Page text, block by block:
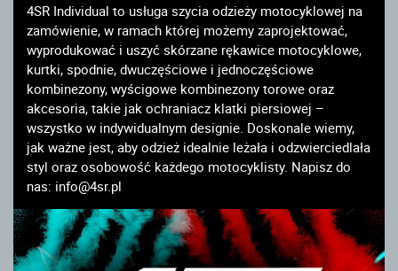
4SR Individual to usługa szycia odzieży motocyklowej na
zamówienie, w ramach której możemy zaprojektować,
wyprodukować i uszyć skórzane rękawice motocyklowe,
kurtki, spodnie, dwuczęściowe i jednoczęściowe
kombinezony, wyścigowe kombinezony torowe oraz
akcesoria, takie jak ochraniacz klatki piersiowej –
wszystko w indywidualnym designie. Doskonale wiemy,
jak ważne jest, aby odzież idealnie leżała i odzwierciedlała
styl oraz osobowość każdego motocyklisty. Napisz do
nas: info@4sr.pl